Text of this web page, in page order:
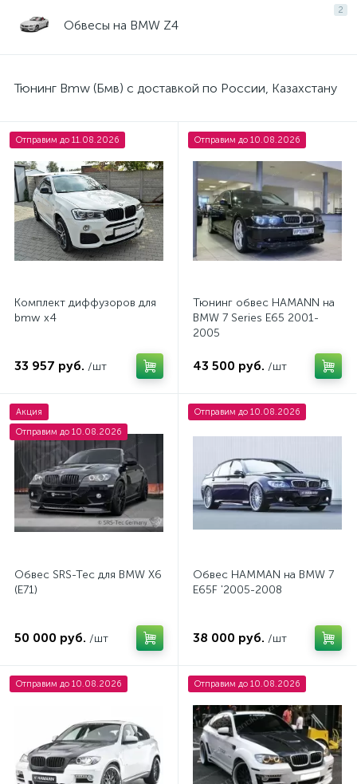
2
Обвесы на BMW Z4
Тюнинг Bmw (Бмв) с доставкой по России, Казахстану
Отправим до 11.08.2026
Комплект диффузоров для
bmw x4
33 957 руб. /шт
Отправим до 10.08.2026
Тюнинг обвес HAMANN на
BMW 7 Series E65 2001-
2005
43 500 руб. /шт
Акция
Отправим до 10.08.2026
Обвес SRS-Tec для BMW X6
(E71)
50 000 руб. /шт
Отправим до 10.08.2026
Обвес HAMMAN на BMW 7
E65F '2005-2008
38 000 руб. /шт
Отправим до 10.08.2026 Отправим до 10.08.2026